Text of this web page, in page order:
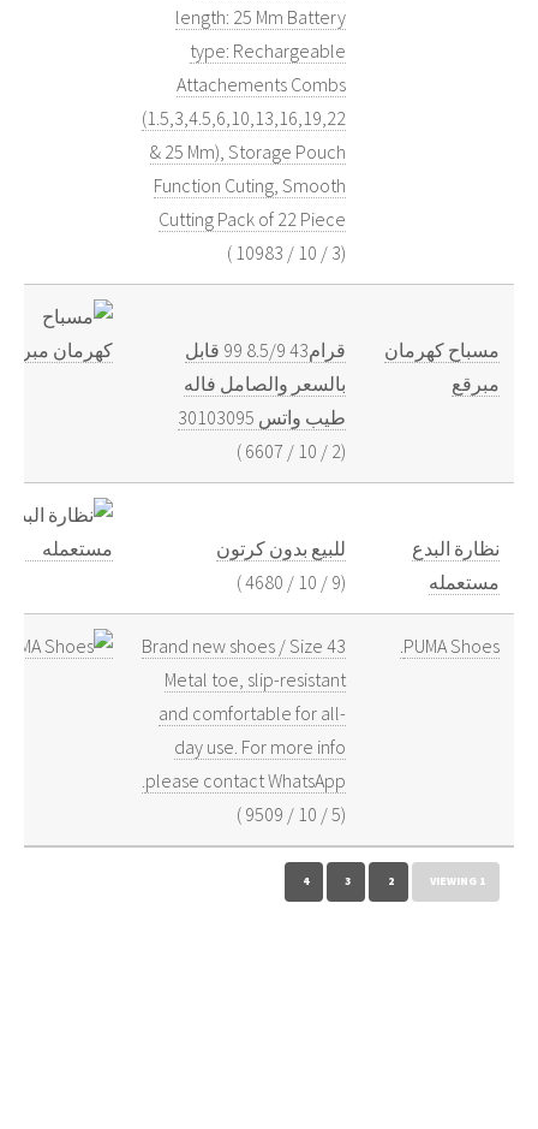
length: 25 Mm Battery
type: Rechargeable
Attachements Combs
(1.5,3,4.5,6,10,13,16,19,22
& 25 Mm), Storage Pouch
Function Cuting, Smooth
Cutting Pack of 22 Piece
(
3
/
10
/
10983
)
مسباح كهرمان
مبرقع
قرام43 8.5/9 99 قابل
بالسعر والصامل فاله
طيب واتس 30103095
(
2
/
10
/
6607
)
نظارة البدع
مستعمله
للبيع بدون كرتون
(
9
/
10
/
4680
)
PUMA Shoes.
Brand new shoes / Size 43
Metal toe, slip-resistant
and comfortable for all-
day use. For more info
please contact WhatsApp.
(
5
/
10
/
9509
)
VIEWING 1
2
3
4